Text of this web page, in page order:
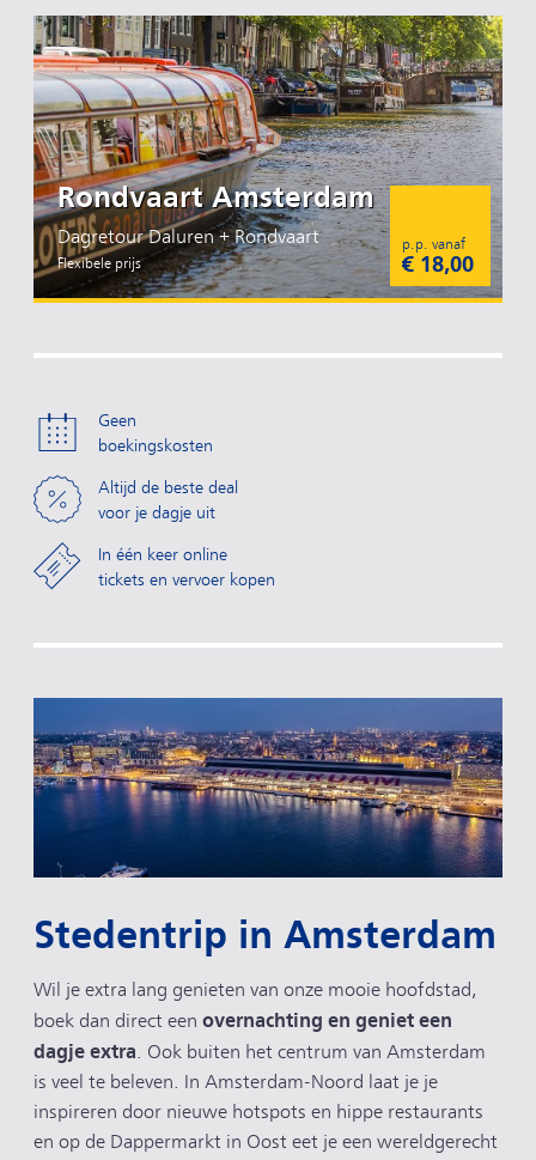
Rondvaart Amsterdam
Dagretour Daluren + Rondvaart
Flexibele prijs
p.p. vanaf
€ 18,00
Geen
boekingskosten
Altijd de beste deal
voor je dagje uit
In één keer online
tickets en vervoer kopen
Stedentrip in Amsterdam
Wil je extra lang genieten van onze mooie hoofdstad,
boek dan direct een overnachting en geniet een
dagje extra. Ook buiten het centrum van Amsterdam
is veel te beleven. In Amsterdam-Noord laat je je
inspireren door nieuwe hotspots en hippe restaurants
en op de Dappermarkt in Oost eet je een wereldgerecht